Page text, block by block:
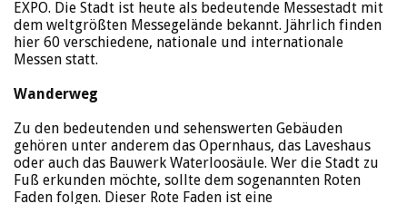
EXPO. Die Stadt ist heute als bedeutende Messestadt mit
dem weltgrößten Messegelände bekannt. Jährlich finden
hier 60 verschiedene, nationale und internationale
Messen statt.
Wanderweg
Zu den bedeutenden und sehenswerten Gebäuden
gehören unter anderem das Opernhaus, das Laveshaus
oder auch das Bauwerk Waterloosäule. Wer die Stadt zu
Fuß erkunden möchte, sollte dem sogenannten Roten
Faden folgen. Dieser Rote Faden ist eine